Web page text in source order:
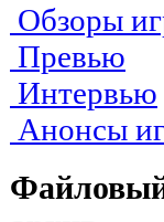
Обзоры
Превью
Интервью
Анонсы